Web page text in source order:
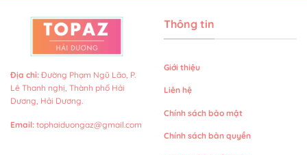
Địa chỉ: Đường Phạm Ngũ Lão, P.
Lê Thanh nghị, Thành phố Hải
Dương, Hải Dương.
Email: tophaiduongaz@gmail.com
Thông tin
Giới thiệu
Liên hệ
Chính sách bảo mật
Chính sách bản quyền